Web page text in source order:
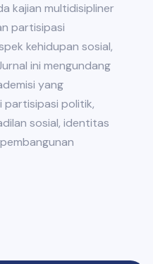
kajian multidisipliner
partisipasi
kehidupan sosial,
ini mengundang
yang
partisipasi politik,
sosial, identitas